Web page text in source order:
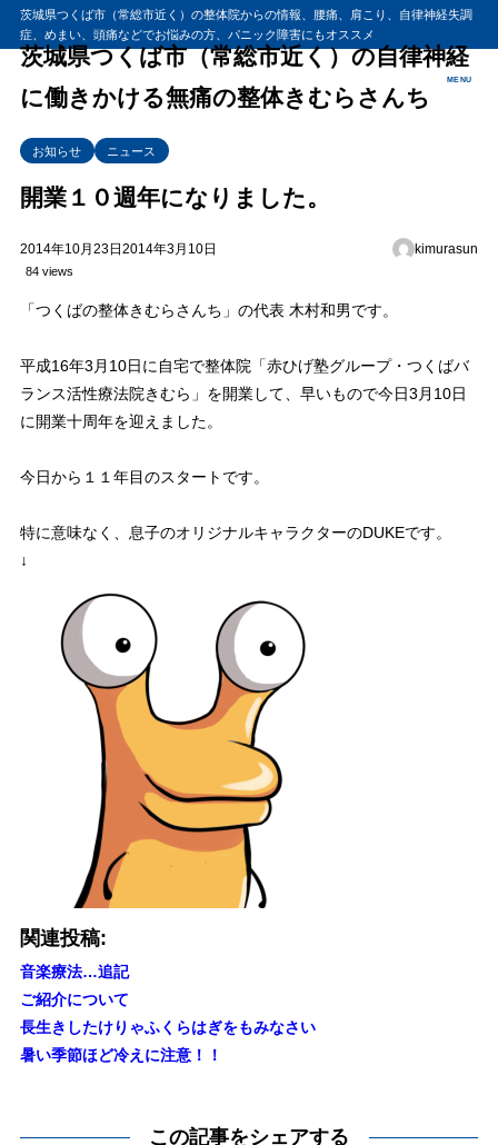
茨城県つくば市（常総市近く）の整体院からの情報、腰痛、肩こり、自律神経失調
症、めまい、頭痛などでお悩みの方、パニック障害にもオススメ
茨城県つくば市（常総市近く）の自律神経
に働きかける無痛の整体きむらさんち
MENU
お知らせ ニュース
開業１０週年になりました。
2014年10月23日 2014年3月10日 kimurasun
84 views
「つくばの整体きむらさんち」の代表 木村和男です。
平成16年3月10日に自宅で整体院「赤ひげ塾グループ・つくばバ
ランス活性療法院きむら」を開業して、早いもので今日3月10日
に開業十周年を迎えました。
今日から１１年目のスタートです。
特に意味なく、息子のオリジナルキャラクターのDUKEです。
↓
関連投稿:
音楽療法…追記
ご紹介について
長生きしたけりゃふくらはぎをもみなさい
暑い季節ほど冷えに注意！！
この記事をシェアする